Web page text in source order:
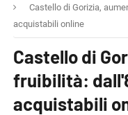
Castello di Gorizia,
acquistabili online
Castello di
fruibilità:
acquistabili